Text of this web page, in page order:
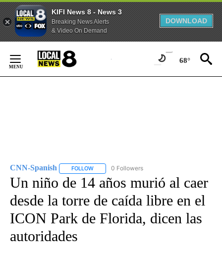
KIFI News 8 - News 3
Breaking News Alerts
& Video On Demand
DOWNLOAD
Content
68°
CNN-Spanish FOLLOW FOLLOW "CNN-SPANISH" TO RECEIVE
0 Followers
Un niño de 14 años murió al caer
desde la torre de caída libre en el
ICON Park de Florida, dicen las
autoridades